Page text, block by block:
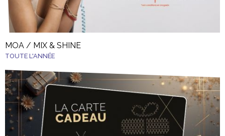
MOA / MIX & SHINE
TOUTE L'ANNÉE